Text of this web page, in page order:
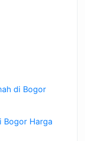
di Bogor
Bogor Harga